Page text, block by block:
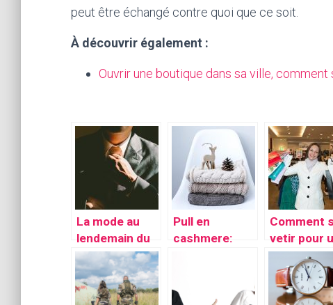
peut être échangé contre quoi que ce soit.
À découvrir également :
Ouvrir une boutique dans sa ville, comment
La mode au
lendemain du
déconfinemen
t
Pull en
cashmere:
Comment
vetir pour